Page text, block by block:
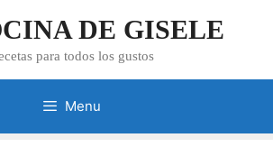
DE GISELE
para todos los gustos
Menu